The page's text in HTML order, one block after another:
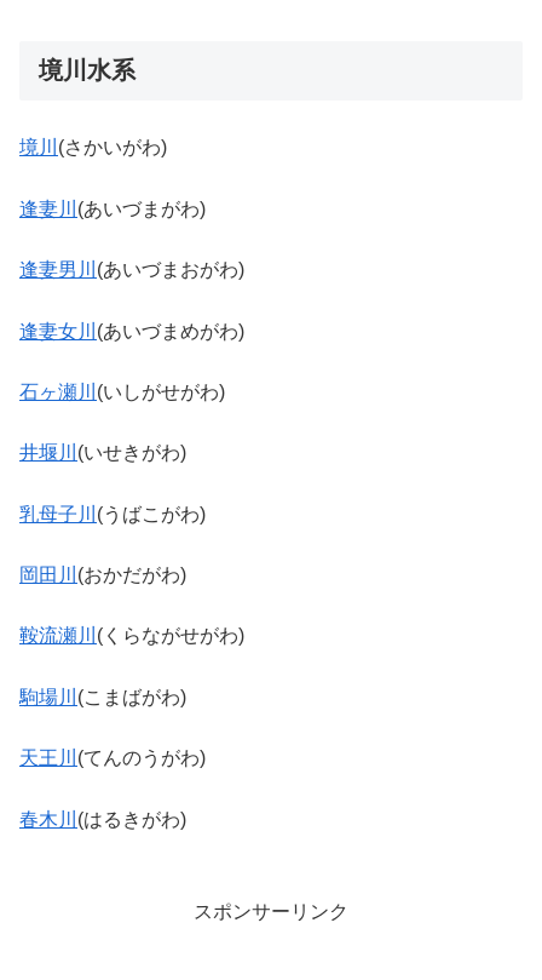
境川水系
境川 (さかいがわ)
逢妻川 (あいづまがわ)
逢妻男川 (あいづまおがわ)
逢妻女川 (あいづまめがわ)
石ヶ瀬川 (いしがせがわ)
井堰川 (いせきがわ)
乳母子川 (うばこがわ)
岡田川 (おかだがわ)
鞍流瀬川 (くらながせがわ)
駒場川 (こまばがわ)
天王川 (てんのうがわ)
春木川 (はるきがわ)
スポンサーリンク